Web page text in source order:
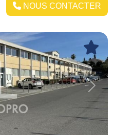
NOUS CONTACTER
Next